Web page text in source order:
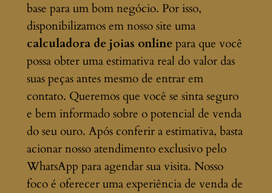
base para um bom negócio. Por isso,
disponibilizamos em nosso site uma
calculadora de joias onlinepara que você
possa obter uma estimativa real do valor das
suas peças antes mesmo de entrar em
contato. Queremos que você se sinta seguro
e bem informado sobre o potencial de venda
do seu ouro. Após conferir a estimativa, basta
acionar nosso atendimento exclusivo pelo
WhatsApp para agendar sua visita. Nosso
foco é oferecer uma experiência de venda de